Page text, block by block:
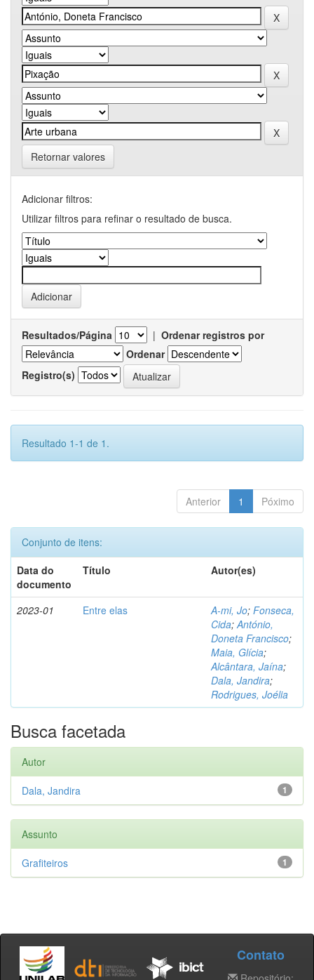
Retornar valores
Adicionar filtros:
Utilizar filtros para refinar o resultado de busca.
Resultados/Página | Ordenar registros por
Ordenar
Registro(s)
Resultado 1-1 de 1.
Anterior 1 Póximo
Conjunto de itens:
Data do
documento
Título Autor(es)
2023-01 Entre elas A-mi, Jo; Fonseca,
Cida;António,
Doneta Francisco;
Maia, Glícia;
Alcântara, Jaína;
Dala, Jandira;
Rodrigues, Joélia
Busca facetada
Autor
1
Dala, Jandira
Assunto
1
Grafiteiros
Contato